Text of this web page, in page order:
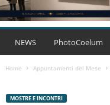
NEWS PhotoCoelum
Home Appuntamenti del Mese
MOSTRE E INCONTRI